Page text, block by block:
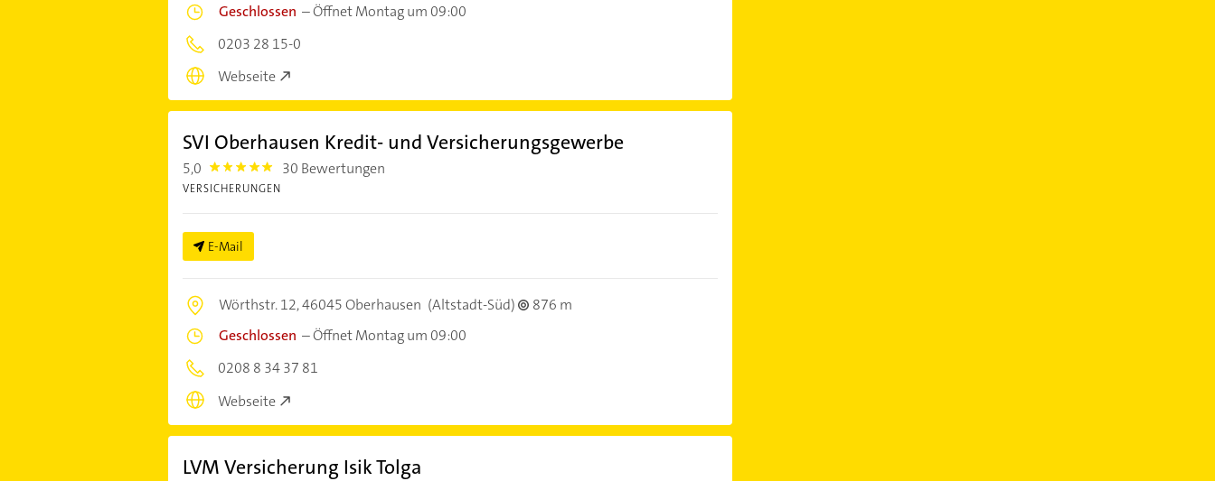
Geschlossen –Öffnet Montag um 09:00
0203 28 15-0
Webseite
SVI Oberhausen Kredit- und Versicherungsgewerbe
5,0 5.0 30 Bewertungen
VERSICHERUNGEN
E-Mail
Wörthstr. 12,46045 Oberhausen (Altstadt-Süd)
876 m
Geschlossen –Öffnet Montag um 09:00
0208 8 34 37 81
Webseite
LVM Versicherung Isik Tolga